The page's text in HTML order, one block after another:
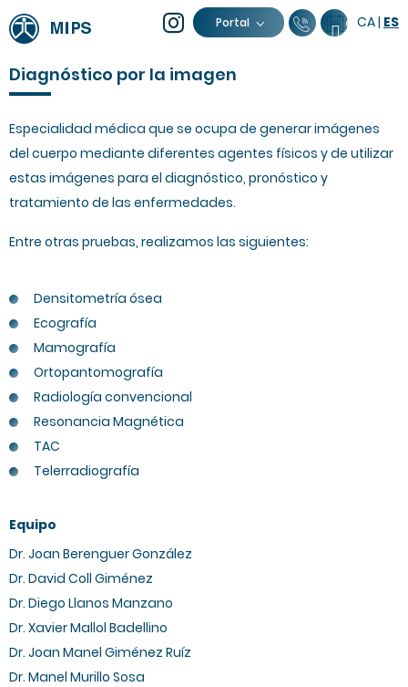
Portal 93 805 04
CA| ES
Diagnóstico por la imagen
Especialidad médica que se ocupa de generar imágenes
del cuerpo mediante diferentes agentes físicos y de utilizar
estas imágenes para el diagnóstico, pronóstico y
tratamiento de las enfermedades.
Entre otras pruebas, realizamos las siguientes:
Densitometría ósea
Ecografía
Mamografía
Ortopantomografía
Radiología convencional
Resonancia Magnética
TAC
Telerradiografía
Equipo
Dr. Joan Berenguer González
Dr. David Coll Giménez
Dr. Diego Llanos Manzano
Dr. Xavier Mallol Badellino
Dr. Joan Manel Giménez Ruíz
Dr. Manel Murillo Sosa